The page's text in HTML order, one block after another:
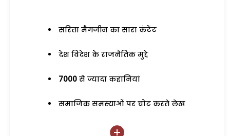
सरिता मैगजीन का सारा कंटेंट
देश विदेश के राजनैतिक मुद्दे
7000 से ज्यादा कहानियां
समाजिक समस्याओं पर चोट करते लेख